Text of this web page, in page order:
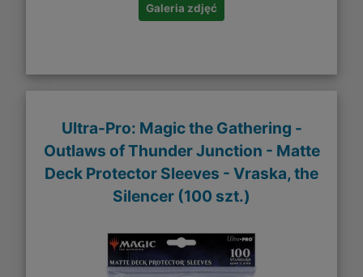
Galeria zdjęć
Ultra-Pro: Magic the Gathering -
Outlaws of Thunder Junction - Matte
Deck Protector Sleeves - Vraska, the
Silencer (100 szt.)